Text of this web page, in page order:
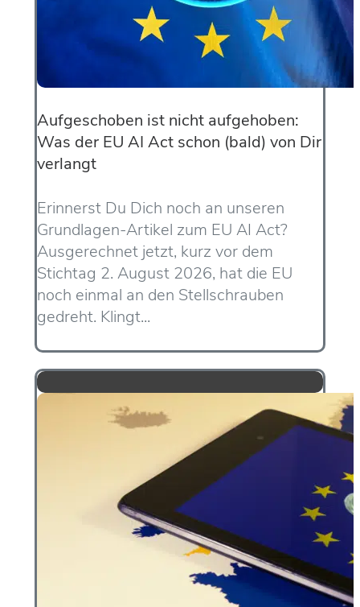
Aufgeschoben ist nicht aufgehoben:
Was der EU AI Act schon (bald) von Dir
verlangt
Erinnerst Du Dich noch an unseren
Grundlagen-Artikel zum EU AI Act?
Ausgerechnet jetzt, kurz vor dem
Stichtag 2. August 2026, hat die EU
noch einmal an den Stellschrauben
gedreht. Klingt...